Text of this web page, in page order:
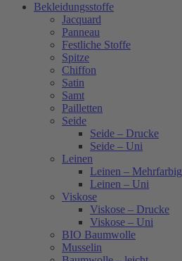
Bekleidungsstoffe
Jacquard
Panneau
Festliche Stoffe
Spitze
Chiffon
Satin
Samt
Pailletten
Seide
Seide – Drucke
Seide – Uni
Leinen
Leinen – Mehrfarbig
Leinen – Uni
Viskose
Viskose – Drucke
Viskose – Uni
BIO Baumwolle
Musselin